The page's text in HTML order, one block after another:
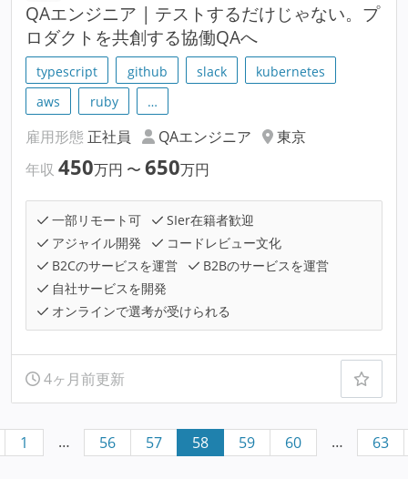
QAエンジニア | テストするだけじゃない。プ
ロダクトを共創する協働QAへ
typescript github slack
kubernetes
aws
ruby …
雇用形態 正社員 QAエンジニア
東京
年収 450万円 〜 650万円
一部リモート可
SIer在籍者歓迎
アジャイル開発
コードレビュー文化
B2Cのサービスを運営
B2Bのサービスを運営
自社サービスを開発
オンラインで選考が受けられる
4ヶ月前更新
1 … 56 57 58 59 60 … 63